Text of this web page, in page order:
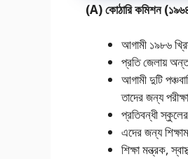
(A) কোঠারি কমিশন
আগামী ১৯৮৬
প্রতি জেলায়
আগামী দুটি
তাদের জন্য
প্রতিবন্ধী
এদের জন্য
শিক্ষা মন্ত্রক,